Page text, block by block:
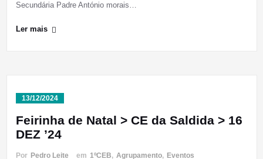
Secundária Padre António morais…
Ler mais
13/12/2024
Feirinha de Natal > CE da Saldida > 16
DEZ ’24
Por Pedro Leite em 1ºCEB, Agrupamento, Eventos